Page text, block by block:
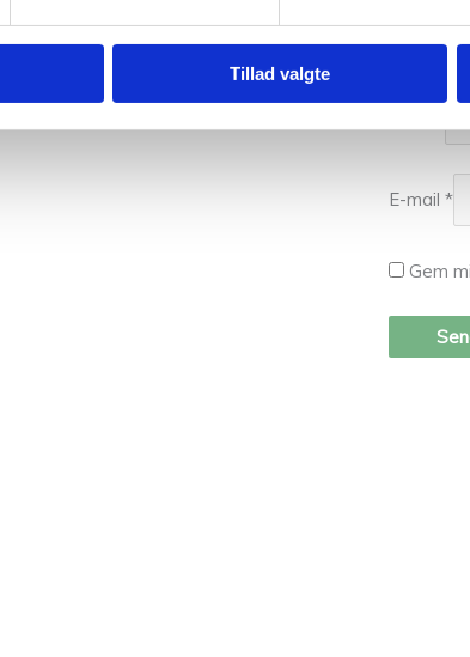
Tillad valgte
E-mail *
Gem